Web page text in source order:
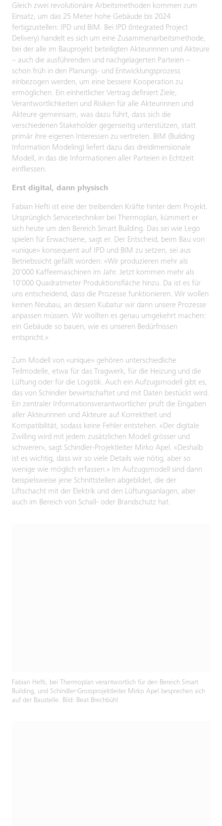
Gleich zwei revolutionäre Arbeitsmethoden kommen zum
Einsatz, um das 25 Meter hohe Gebäude bis 2024
fertigzustellen: IPD und BIM. Bei IPD (Integrated Project
Delivery) handelt es sich um eine Zusammenarbeitsmethode,
bei der alle im Bauprojekt beteiligten Akteurinnen und Akteure
– auch die ausführenden und nachgelagerten Parteien –
schon früh in den Planungs- und Entwicklungsprozess
einbezogen werden, um eine bessere Kooperation zu
ermöglichen. Ein einheitlicher Vertrag definiert Ziele,
Verantwortlichkeiten und Risiken für alle Akteurinnen und
Akteure gemeinsam, was dazu führt, dass sich die
verschiedenen Stakeholder gegenseitig unterstützen, statt
primär ihre eigenen Interessen zu vertreten. BIM (Building
Information Modeling) liefert dazu das dreidimensionale
Modell, in das die Informationen aller Parteien in Echtzeit
einfliessen.
Erst digital, dann physisch
Fabian Hefti ist eine der treibenden Kräfte hinter dem Projekt.
Ursprünglich Servicetechniker bei Thermoplan, kümmert er
sich heute um den Bereich Smart Building. Das sei wie Lego
spielen für Erwachsene, sagt er. Der Entscheid, beim Bau von
«unique» konsequent auf IPD und BIM zu setzen, sei aus
Betriebssicht gefällt worden: «Wir produzieren mehr als
20'000 Kaffeemaschinen im Jahr. Jetzt kommen mehr als
10'000 Quadratmeter Produktionsfläche hinzu. Da ist es für
uns entscheidend, dass die Prozesse funktionieren. Wir wollen
keinen Neubau, an dessen Kubatur wir dann unsere Prozesse
anpassen müssen. Wir wollten es genau umgekehrt machen:
ein Gebäude so bauen, wie es unseren Bedürfnissen
entspricht.»
Zum Modell von «unique» gehören unterschiedliche
Teilmodelle, etwa für das Tragwerk, für die Heizung und die
Lüftung oder für die Logistik. Auch ein Aufzugsmodell gibt es,
das von Schindler bewirtschaftet und mit Daten bestückt wird.
Ein zentraler Informationsverantwortlicher prüft die Eingaben
aller Akteurinnen und Akteure auf Korrektheit und
Kompatibilität, sodass keine Fehler entstehen. «Der digitale
Zwilling wird mit jedem zusätzlichen Modell grösser und
schwerer», sagt Schindler-Projektleiter Mirko Apel. «Deshalb
ist es wichtig, dass wir so viele Details wie nötig, aber so
wenige wie möglich erfassen.» Im Aufzugsmodell sind dann
beispielsweise jene Schnittstellen abgebildet, die der
Liftschacht mit der Elektrik und den Lüftungsanlagen, aber
auch im Bereich von Schall- oder Brandschutz hat.
Fabian Hefti, bei Thermoplan verantwortlich für den Bereich Smart
Building, und Schindler-Grossprojektleiter Mirko Apel besprechen sich
auf der Baustelle. Bild: Beat Brechbühl